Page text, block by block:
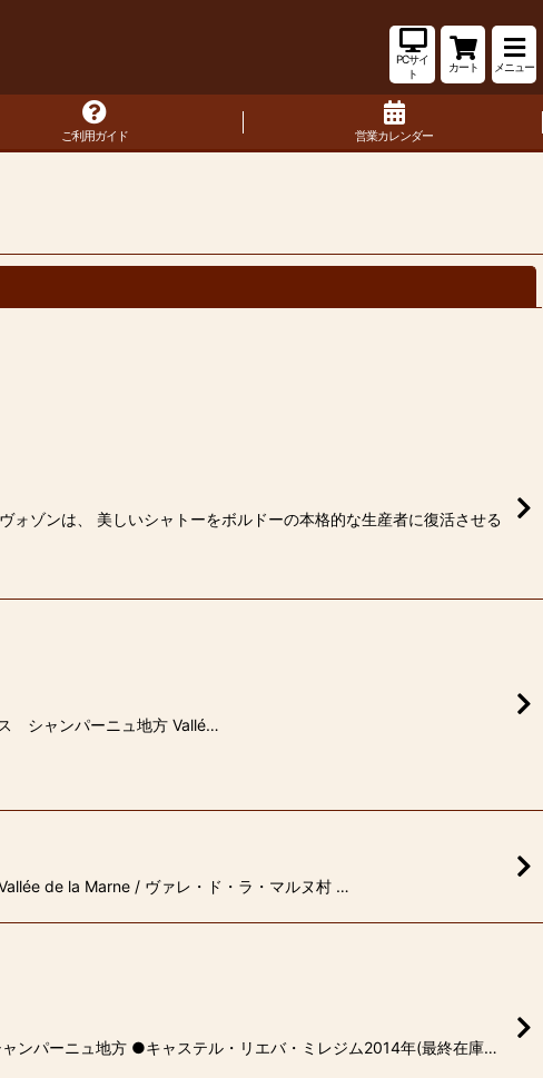
PCサイ
ト
カート メニュー
ご利用ガイド 営業カレンダー
ゾンは、 美しいシャトーをボルドーの本格的な生産者に復活させる
シャンパーニュ地方 Vallé…
de la Marne / ヴァレ・ド・ラ・マルヌ村 …
ンパーニュ地方 ●キャステル・リエバ・ミレジム2014年(最終在庫…